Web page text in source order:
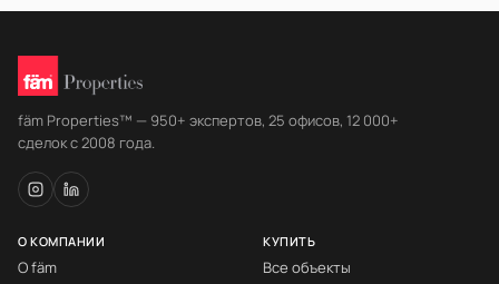
fäm Properties™ — 950+ экспертов, 25 офисов, 12 000+
сделок с 2008 года.
О КОМПАНИИ
О fäm
КУПИТЬ
Все объекты